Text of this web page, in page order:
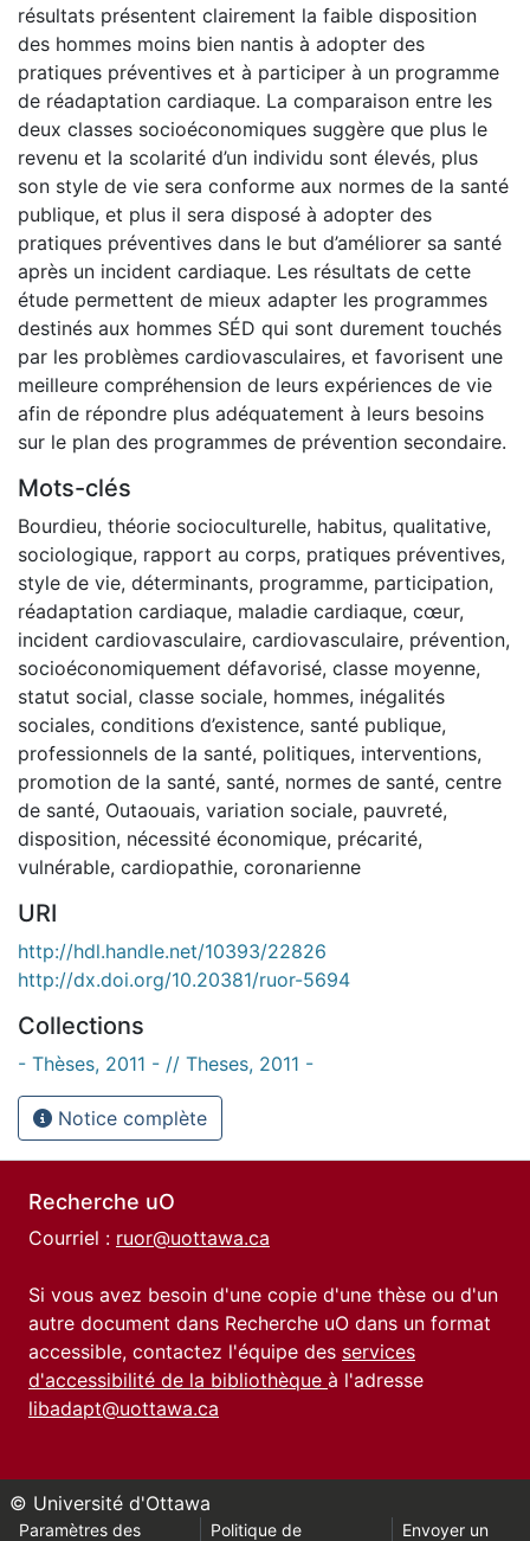
résultats présentent clairement la faible disposition
des hommes moins bien nantis à adopter des
pratiques préventives et à participer à un programme
de réadaptation cardiaque. La comparaison entre les
deux classes socioéconomiques suggère que plus le
revenu et la scolarité d’un individu sont élevés, plus
son style de vie sera conforme aux normes de la santé
publique, et plus il sera disposé à adopter des
pratiques préventives dans le but d’améliorer sa santé
après un incident cardiaque. Les résultats de cette
étude permettent de mieux adapter les programmes
destinés aux hommes SÉD qui sont durement touchés
par les problèmes cardiovasculaires, et favorisent une
meilleure compréhension de leurs expériences de vie
afin de répondre plus adéquatement à leurs besoins
sur le plan des programmes de prévention secondaire.
Mots-clés
Bourdieu, théorie socioculturelle, habitus, qualitative,
sociologique, rapport au corps, pratiques préventives,
style de vie, déterminants, programme, participation,
réadaptation cardiaque, maladie cardiaque, cœur,
incident cardiovasculaire, cardiovasculaire, prévention,
socioéconomiquement défavorisé, classe moyenne,
statut social, classe sociale, hommes, inégalités
sociales, conditions d’existence, santé publique,
professionnels de la santé, politiques, interventions,
promotion de la santé, santé, normes de santé, centre
de santé, Outaouais, variation sociale, pauvreté,
disposition, nécessité économique, précarité,
vulnérable, cardiopathie, coronarienne
URI
http://hdl.handle.net/10393/22826
http://dx.doi.org/10.20381/ruor-5694
Collections
- Thèses, 2011 - // Theses, 2011 -
Notice complète
Recherche uO
Courriel : ruor@uottawa.ca
Si vous avez besoin d'une copie d'une thèse ou d'un
autre document dans Recherche uO dans un format
accessible, contactez l'équipe des services
d'accessibilité de la bibliothèque à l'adresse
libadapt@uottawa.ca
© Université d'Ottawa
Paramètres des Politique de Envoyer un